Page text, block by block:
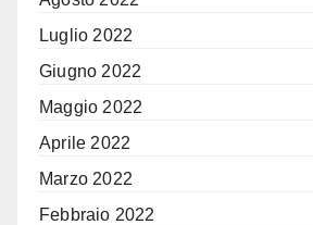
Luglio 2022
Giugno 2022
Maggio 2022
Aprile 2022
Marzo 2022
Febbraio 2022